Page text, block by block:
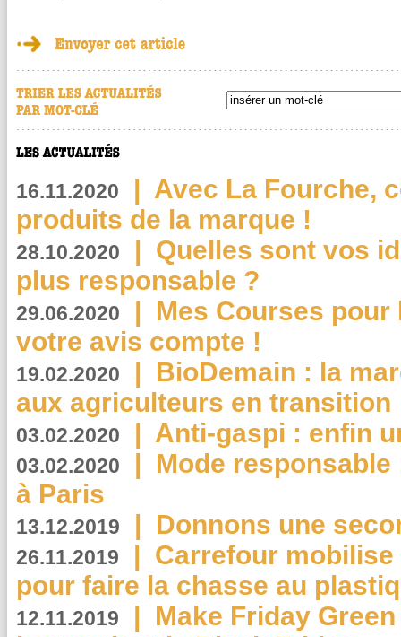
16.11.2020 | Avec La Fourche,
produits de la marque !
28.10.2020 | Quelles sont vos
plus responsable ?
29.06.2020 | Mes Courses pour
votre avis compte !
19.02.2020 | BioDemain : la
aux agriculteurs en transition
03.02.2020 | Anti-gaspi : enfin
03.02.2020 | Mode
à Paris
13.12.2019 | Donnons une
26.11.2019 | Carrefour
pour faire la chasse au
12.11.2019 | Make Friday